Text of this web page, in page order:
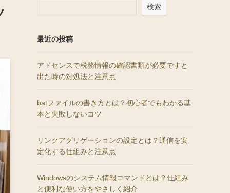
検索
最近の投稿
アドセンスで税務情報の確認書類が必要ですと
出た時の対処法と注意点
batファイルの書き方とは？初心者でもわかる基
本と失敗しないコツ
リンクアグリゲーションの設定とは？通信を安
定化する仕組みと注意点
Windowsのシステム情報コマンドとは？仕組み
と便利な使い方をやさしく紹介